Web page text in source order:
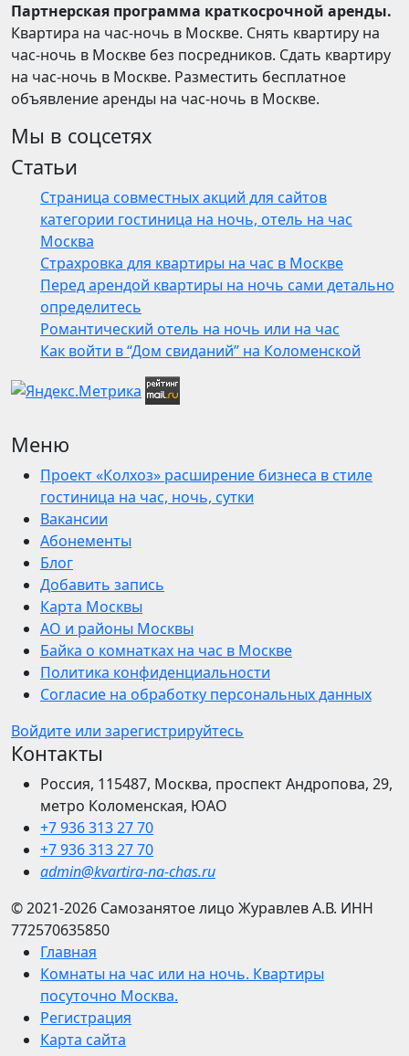
Партнерская программа краткосрочной аренды.
Квартира на час-ночь в Москве. Снять квартиру на
час-ночь в Москве без посредников. Сдать квартиру
на час-ночь в Москве. Разместить бесплатное
объявление аренды на час-ночь в Москве.
Мы в соцсетях
Статьи
Страница совместных акций для сайтов
категории гостиница на ночь, отель на час
Москва
Страхровка для квартиры на час в Москве
Перед арендой квартиры на ночь сами детально
определитесь
Романтический отель на ночь или на час
Как войти в “Дом свиданий” на Коломенской
Меню
Проект «Колхоз» расширение бизнеса в стиле
гостиница на час, ночь, сутки
Вакансии
Абонементы
Блог
Добавить запись
Карта Москвы
АО и районы Москвы
Байка о комнатках на час в Москве
Политика конфиденциальности
Согласие на обработку персональных данных
Войдите или зарегистрируйтесь
Контакты
Россия, 115487, Москва, проспект Андропова, 29,
метро Коломенская, ЮАО
+7 936 313 27 70
+7 936 313 27 70
admin@kvartira-na-chas.ru
© 2021-2026 Самозанятое лицо Журавлев А.В. ИНН
772570635850
Главная
Комнаты на час или на ночь. Квартиры
посуточно Москва.
Регистрация
Карта сайта